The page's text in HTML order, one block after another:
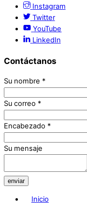
Instagram
Twitter
YouTube
LinkedIn
Contáctanos
Su nombre *
Su correo *
Encabezado *
Su mensaje
enviar
Inicio